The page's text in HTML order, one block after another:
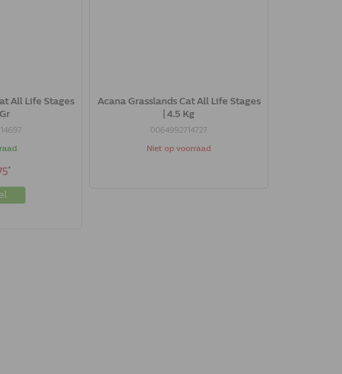
All Life Stages
*
Acana Grasslands Cat All Life Stages
| 4.5 Kg
0064992714727
Niet op voorraad